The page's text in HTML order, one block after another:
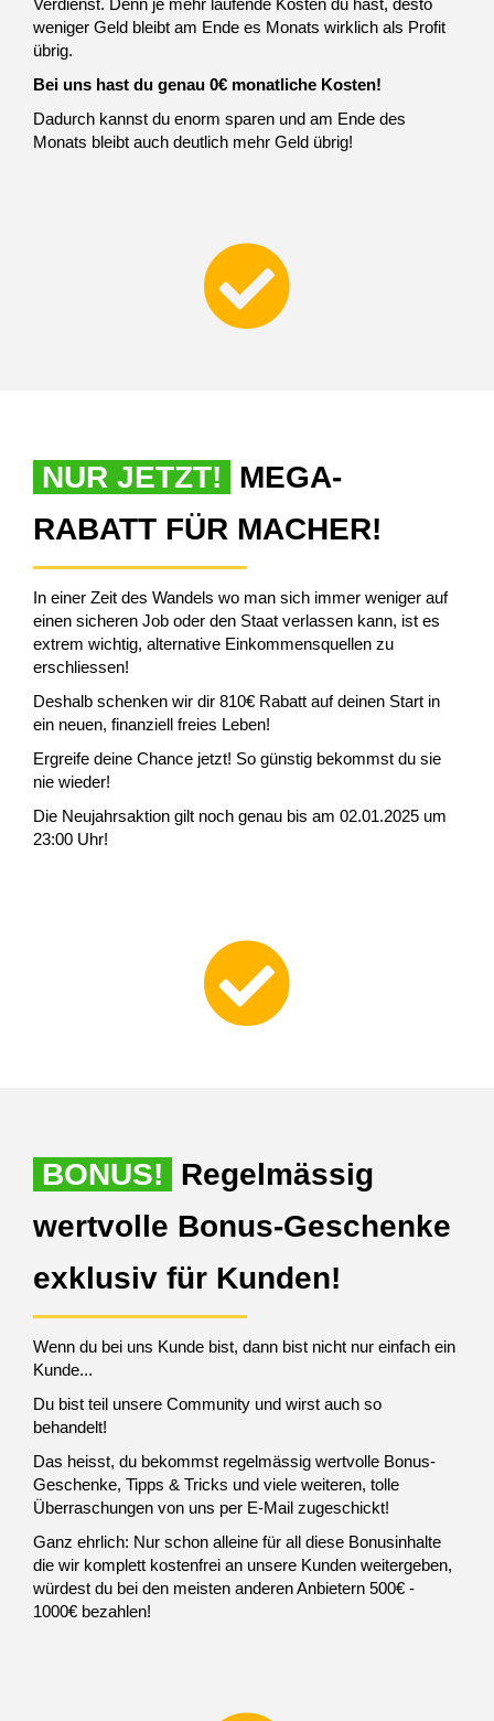
weniger Geld bleibt am Ende es Monats wirklich als Profit
übrig.
Bei uns hast du genau 0€ monatliche Kosten!
Dadurch kannst du enorm sparen und am Ende des
Monats bleibt auch deutlich mehr Geld übrig!
NUR JETZT!
MEGA-
RABATT FÜR MACHER!
In einer Zeit des Wandels wo man sich immer weniger auf
einen sicheren Job oder den Staat verlassen kann, ist es
extrem wichtig, alternative Einkommensquellen zu
erschliessen!
Deshalb schenken wir dir 810€ Rabatt auf deinen Start in
ein neuen, finanziell freies Leben!
Ergreife deine Chance jetzt! So günstig bekommst du sie
nie wieder!
Die Neujahrsaktion gilt noch genau bis am 02.01.2025 um
23:00 Uhr!
BONUS!
Regelmässig
wertvolle Bonus-Geschenke
exklusiv für Kunden!
Wenn du bei uns Kunde bist, dann bist nicht nur einfach ein
Kunde...
Du bist teil unsere Community und wirst auch so
behandelt!
Das heisst, du bekommst regelmässig wertvolle Bonus-
Geschenke, Tipps & Tricks und viele weiteren, tolle
Überraschungen von uns per E-Mail zugeschickt!
Ganz ehrlich: Nur schon alleine für all diese Bonusinhalte
die wir komplett kostenfrei an unsere Kunden weitergeben,
würdest du bei den meisten anderen Anbietern 500€ -
1000€ bezahlen!